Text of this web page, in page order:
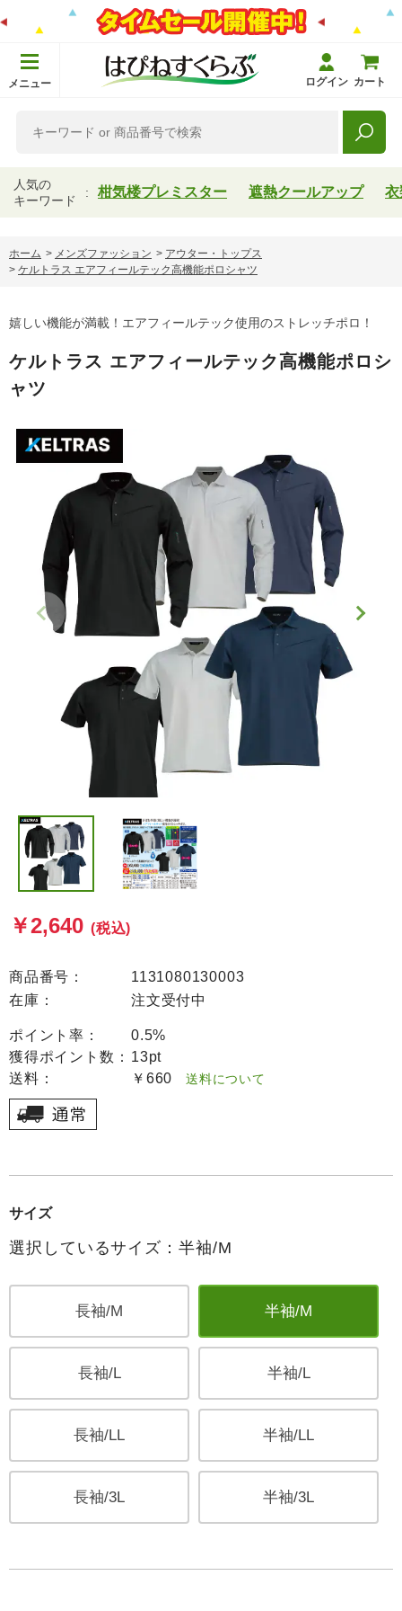
メニュー ログイン カート
人気の
キーワード
柑気楼プレミスター 遮熱クールアップ 衣
ホーム > メンズファッション > アウター・トップス
> ケルトラス エアフィールテック高機能ポロシャツ
嬉しい機能が満載！エアフィールテック使用のストレッチポロ！
ケルトラス エアフィールテック高機能ポロシ
ャツ
￥2,640 (税込)
商品番号：
1131080130003
在庫：
注文受付中
ポイント率：
0.5%
獲得ポイント数： 13pt
送料：
￥660 送料について
サイズ
選択しているサイズ：半袖/M
長袖/M 半袖/M
長袖/L 半袖/L
長袖/LL 半袖/LL
長袖/3L 半袖/3L